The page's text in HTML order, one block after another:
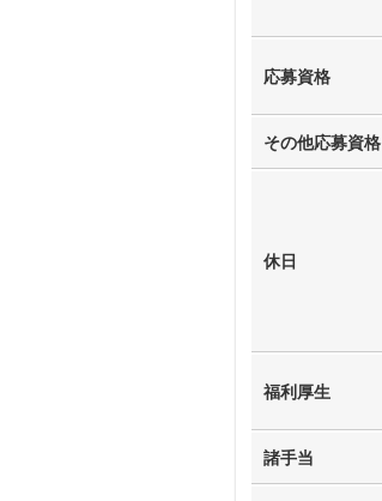
応募資格
その他応募資格
休日
福利厚生
諸手当